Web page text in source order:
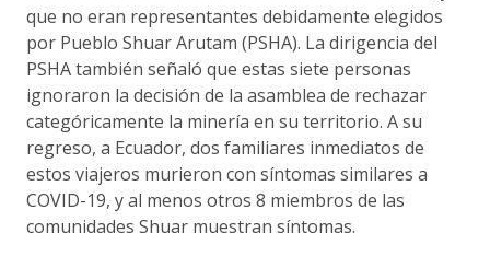
que no eran representantes debidamente elegidos
por Pueblo Shuar Arutam (PSHA). La dirigencia del
PSHA también señaló que estas siete personas
ignoraron la decisión de la asamblea de rechazar
categóricamente la minería en su territorio. A su
regreso, a Ecuador, dos familiares inmediatos de
estos viajeros murieron con síntomas similares a
COVID-19, y al menos otros 8 miembros de las
comunidades Shuar muestran síntomas.